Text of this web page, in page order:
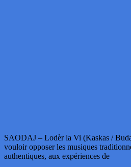
SAODAJ – Lodèr la Vi (Kaskas /
vouloir opposer les musiques
authentiques, aux expériences de